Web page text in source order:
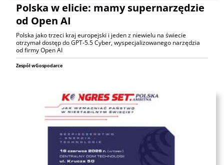
Polska w elicie: mamy supernarzędzie
od Open AI
Polska jako trzeci kraj europejski i jeden z niewielu na świecie
otrzymał dostęp do GPT‑5.5 Cyber, wyspecjalizowanego narzędzia
od firmy Open AI
Zespół wGospodarce